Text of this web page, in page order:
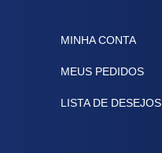
MINHA CONTA
MEUS PEDIDOS
LISTA DE DESEJOS